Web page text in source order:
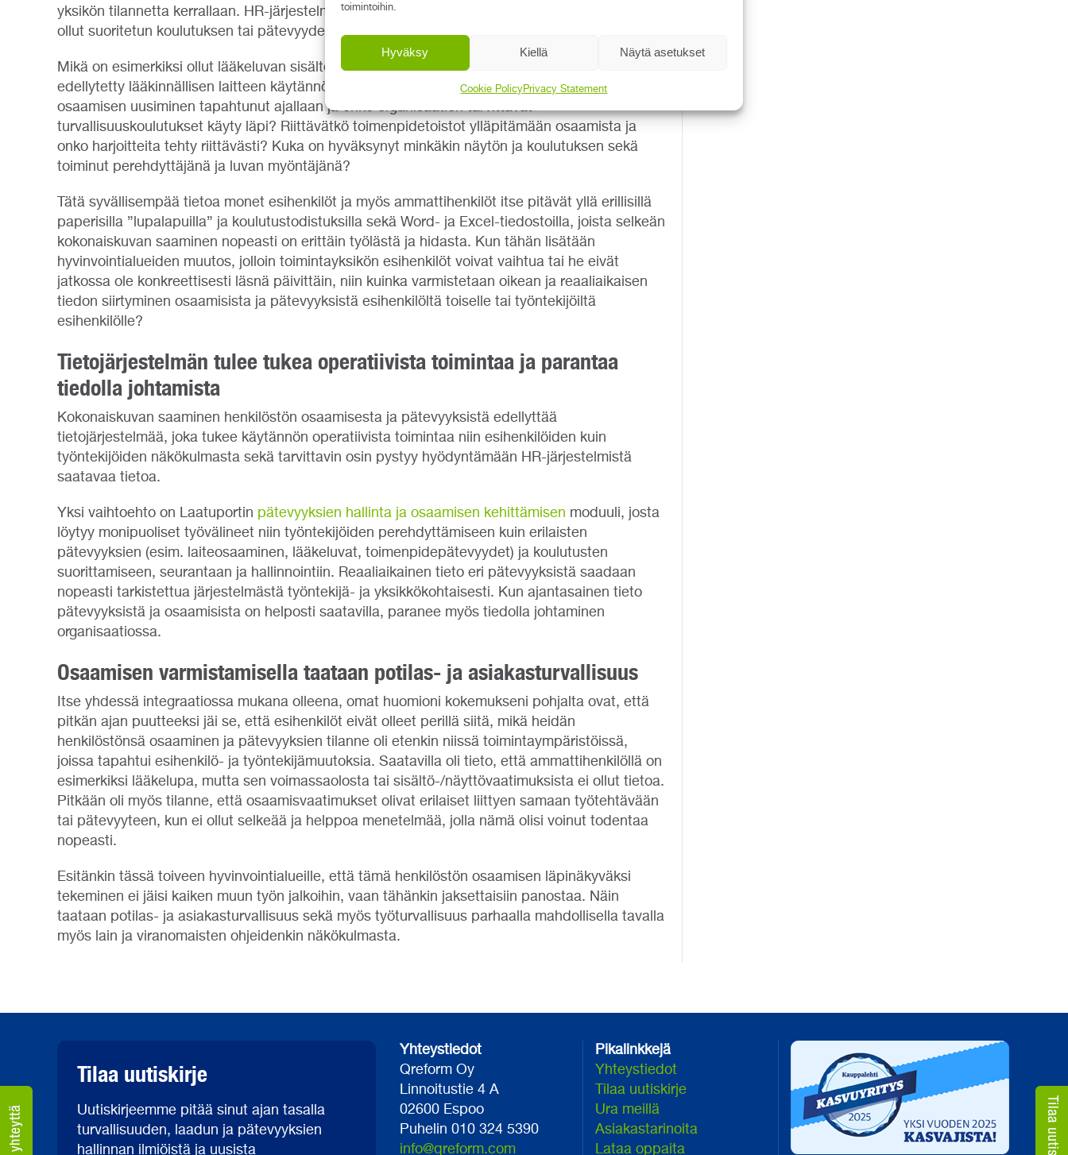
toimintoihin.
Hyväksy Kiellä Näytä asetukset
Cookie PolicyPrivacy Statement
yksikön tilannetta kerrallaan. HR-järjestelmistä jää usein puuttumaan tieto myös siitä, mikä on
ollut suoritetun koulutuksen tai pätevyyden sisältö suoritushetkellä.
Mikä on esimerkiksi ollut lääkeluvan sisältö ja näyttövaatimukset ja -kriteerit, mitä on
edellytetty lääkinnällisen laitteen käytännön harjoittelussa ja näyttöosaamisessa? Onko
osaamisen uusiminen tapahtunut ajallaan ja onko organisaation tarvittavat
turvallisuuskoulutukset käyty läpi? Riittävätkö toimenpidetoistot ylläpitämään osaamista ja
onko harjoitteita tehty riittävästi? Kuka on hyväksynyt minkäkin näytön ja koulutuksen sekä
toiminut perehdyttäjänä ja luvan myöntäjänä?
Tätä syvällisempää tietoa monet esihenkilöt ja myös ammattihenkilöt itse pitävät yllä erillisillä
paperisilla ”lupalapuilla” ja koulutustodistuksilla sekä Word- ja Excel-tiedostoilla, joista selkeän
kokonaiskuvan saaminen nopeasti on erittäin työlästä ja hidasta. Kun tähän lisätään
hyvinvointialueiden muutos, jolloin toimintayksikön esihenkilöt voivat vaihtua tai he eivät
jatkossa ole konkreettisesti läsnä päivittäin, niin kuinka varmistetaan oikean ja reaaliaikaisen
tiedon siirtyminen osaamisista ja pätevyyksistä esihenkilöltä toiselle tai työntekijöiltä
esihenkilölle?
Tietojärjestelmän tulee tukea operatiivista toimintaa ja parantaa
tiedolla johtamista
Kokonaiskuvan saaminen henkilöstön osaamisesta ja pätevyyksistä edellyttää
tietojärjestelmää, joka tukee käytännön operatiivista toimintaa niin esihenkilöiden kuin
työntekijöiden näkökulmasta sekä tarvittavin osin pystyy hyödyntämään HR-järjestelmistä
saatavaa tietoa.
Yksi vaihtoehto on Laatuportin pätevyyksien hallinta ja osaamisen kehittämisen moduuli, josta
löytyy monipuoliset työvälineet niin työntekijöiden perehdyttämiseen kuin erilaisten
pätevyyksien (esim. laiteosaaminen, lääkeluvat, toimenpidepätevyydet) ja koulutusten
suorittamiseen, seurantaan ja hallinnointiin. Reaaliaikainen tieto eri pätevyyksistä saadaan
nopeasti tarkistettua järjestelmästä työntekijä- ja yksikkökohtaisesti. Kun ajantasainen tieto
pätevyyksistä ja osaamisista on helposti saatavilla, paranee myös tiedolla johtaminen
organisaatiossa.
Osaamisen varmistamisella taataan potilas- ja asiakasturvallisuus
Itse yhdessä integraatiossa mukana olleena, omat huomioni kokemukseni pohjalta ovat, että
pitkän ajan puutteeksi jäi se, että esihenkilöt eivät olleet perillä siitä, mikä heidän
henkilöstönsä osaaminen ja pätevyyksien tilanne oli etenkin niissä toimintaympäristöissä,
joissa tapahtui esihenkilö- ja työntekijämuutoksia. Saatavilla oli tieto, että ammattihenkilöllä on
esimerkiksi lääkelupa, mutta sen voimassaolosta tai sisältö-/näyttövaatimuksista ei ollut tietoa.
Pitkään oli myös tilanne, että osaamisvaatimukset olivat erilaiset liittyen samaan työtehtävään
tai pätevyyteen, kun ei ollut selkeää ja helppoa menetelmää, jolla nämä olisi voinut todentaa
nopeasti.
Esitänkin tässä toiveen hyvinvointialueille, että tämä henkilöstön osaamisen läpinäkyväksi
tekeminen ei jäisi kaiken muun työn jalkoihin, vaan tähänkin jaksettaisiin panostaa. Näin
taataan potilas- ja asiakasturvallisuus sekä myös työturvallisuus parhaalla mahdollisella tavalla
myös lain ja viranomaisten ohjeidenkin näkökulmasta.
Tilaa uutiskirje
Uutiskirjeemme pitää sinut ajan tasalla
turvallisuuden, laadun ja pätevyyksien
hallinnan ilmiöistä ja uusista
Yhteystiedot
Qreform Oy
Linnoitustie 4 A
02600 Espoo
Puhelin 010 324 5390
info@qreform.com
Pikalinkkejä
Yhteystiedot
Tilaa uutiskirje
Ura meillä
Asiakastarinoita
Lataa oppaita